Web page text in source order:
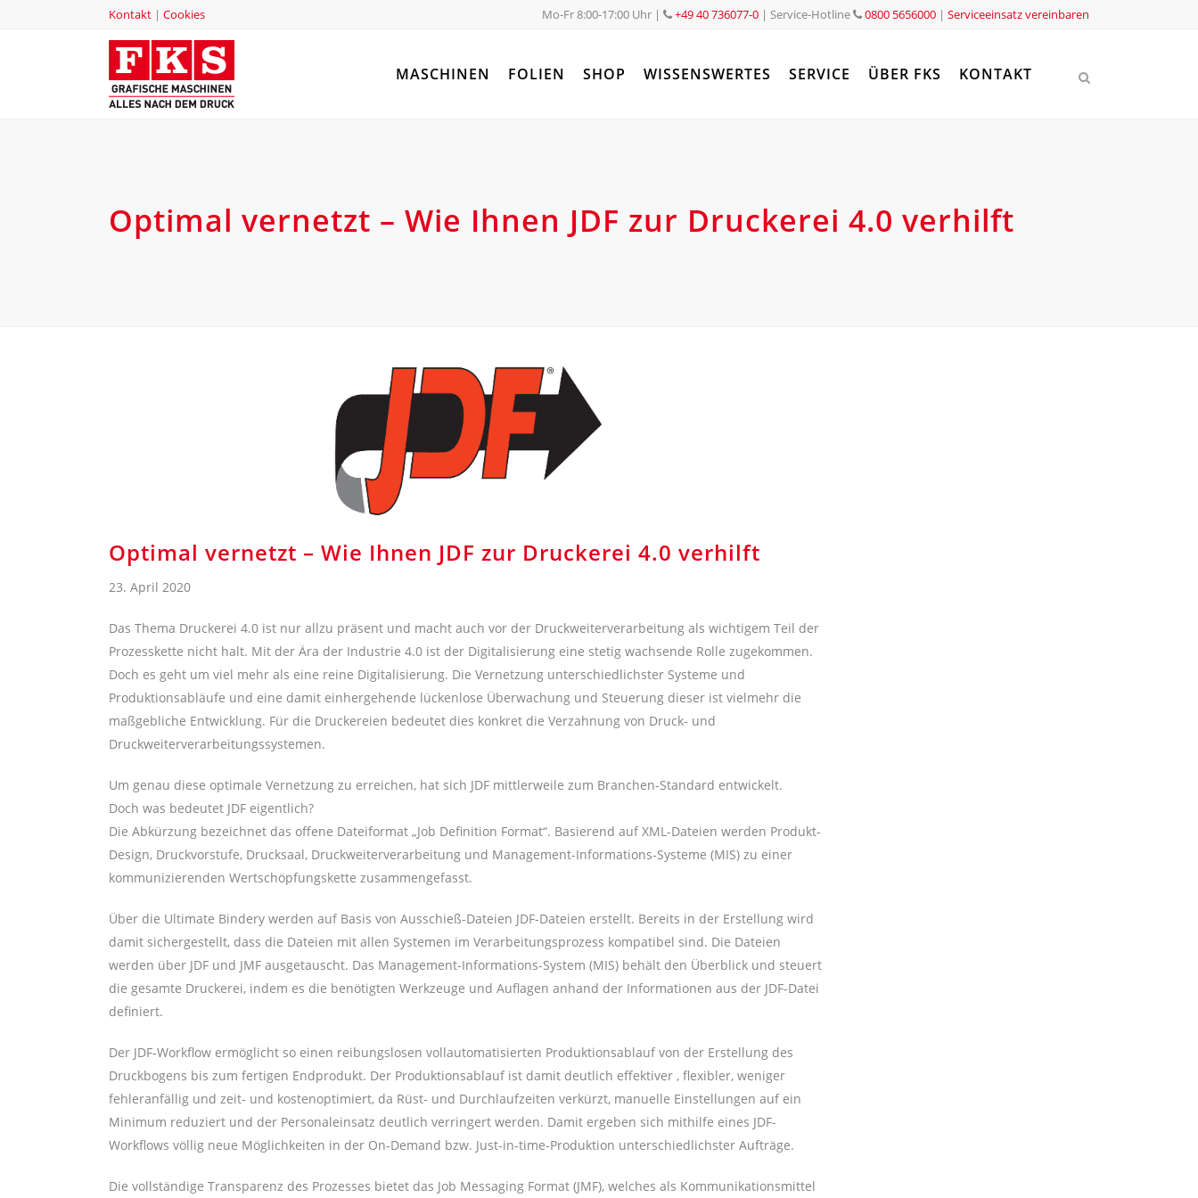
Kontakt | Cookies Mo-Fr 8:00-17:00 Uhr | +49 40 736077-0 | Service-Hotline 0800 5656000 | Serviceeinsatz vereinbaren
MASCHINEN FOLIEN SHOP WISSENSWERTES SERVICE ÜBER FKS KONTAKT
Optimal vernetzt – Wie Ihnen JDF zur Druckerei 4.0 verhilft
Optimal vernetzt – Wie Ihnen JDF zur Druckerei 4.0 verhilft
23. April 2020
Das Thema Druckerei 4.0 ist nur allzu präsent und macht auch vor der Druckweiterverarbeitung als wichtigem Teil der
Prozesskette nicht halt. Mit der Ära der Industrie 4.0 ist der Digitalisierung eine stetig wachsende Rolle zugekommen.
Doch es geht um viel mehr als eine reine Digitalisierung. Die Vernetzung unterschiedlichster Systeme und
Produktionsabläufe und eine damit einhergehende lückenlose Überwachung und Steuerung dieser ist vielmehr die
maßgebliche Entwicklung. Für die Druckereien bedeutet dies konkret die Verzahnung von Druck- und
Druckweiterverarbeitungssystemen.
Um genau diese optimale Vernetzung zu erreichen, hat sich JDF mittlerweile zum Branchen-Standard entwickelt.
Doch was bedeutet JDF eigentlich?
Die Abkürzung bezeichnet das offene Dateiformat „Job Definition Format“. Basierend auf XML-Dateien werden Produkt-
Design, Druckvorstufe, Drucksaal, Druckweiterverarbeitung und Management-Informations-Systeme (MIS) zu einer
kommunizierenden Wertschöpfungskette zusammengefasst.
Über die Ultimate Bindery werden auf Basis von Ausschieß-Dateien JDF-Dateien erstellt. Bereits in der Erstellung wird
damit sichergestellt, dass die Dateien mit allen Systemen im Verarbeitungsprozess kompatibel sind. Die Dateien
werden über JDF und JMF ausgetauscht. Das Management-Informations-System (MIS) behält den Überblick und steuert
die gesamte Druckerei, indem es die benötigten Werkzeuge und Auflagen anhand der Informationen aus der JDF-Datei
definiert.
Der JDF-Workflow ermöglicht so einen reibungslosen vollautomatisierten Produktionsablauf von der Erstellung des
Druckbogens bis zum fertigen Endprodukt. Der Produktionsablauf ist damit deutlich effektiver , flexibler, weniger
fehleranfällig und zeit- und kostenoptimiert, da Rüst- und Durchlaufzeiten verkürzt, manuelle Einstellungen auf ein
Minimum reduziert und der Personaleinsatz deutlich verringert werden. Damit ergeben sich mithilfe eines JDF-
Workflows völlig neue Möglichkeiten in der On-Demand bzw. Just-in-time-Produktion unterschiedlichster Aufträge.
Die vollständige Transparenz des Prozesses bietet das Job Messaging Format (JMF), welches als Kommunikationsmittel